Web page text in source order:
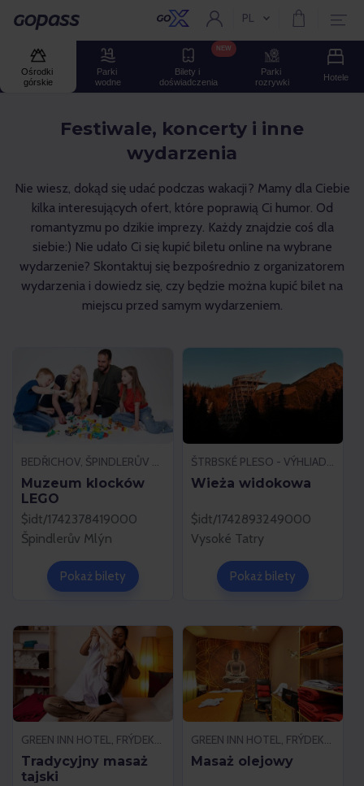
Gopass Aktualny język:
PL
Ośrodki
górskie
Parki
wodne
Bilety i
doświadczenia
NEW
Parki
rozrywki
Hotele
Festiwale, koncerty i inne
wydarzenia
Nie wiesz, dokąd się udać podczas wakacji? Mamy dla Ciebie
kilka interesujących ofert, które poprawią Ci humor. Od
romantyzmu po dzikie imprezy. Każdy znajdzie coś dla
siebie:) Nie udało Ci się kupić biletu online na wybrane
wydarzenie? Skontaktuj się bezpośrednio z organizatorem
wydarzenia i dowiedz się, czy będzie można kupić bilet na
miejscu przed samym wydarzeniem.
BEDŘICHOV, ŠPINDLERŮV MLÝN
Muzeum klocków
LEGO
$idt/1742378419000
Špindlerův Mlýn
Pokaż bilety
ŠTRBSKÉ PLESO - VÝHLIADKA, VYSOKÉ TATRY
Wieża widokowa
$idt/1742893249000
Vysoké Tatry
Pokaż bilety
GREEN INN HOTEL, FRÝDEK-MÍSTEK
Tradycyjny masaż
tajski
GREEN INN HOTEL, FRÝDEK-MÍSTEK
Masaż olejowy